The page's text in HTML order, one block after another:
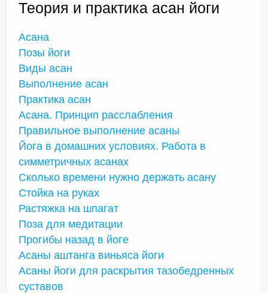
Контакты
Теория и практика асан йоги
Асана
Позы йоги
Виды асан
Выполнение асан
Практика асан
Асана. Принцип расслабления
Правильное выполнение асаны
Йога в домашних условиях. Работа в
симметричных асанах
Сколько времени нужно держать асану
Стойка на руках
Растяжка на шпагат
Поза для медитации
Прогибы назад в йоге
Асаны аштанга виньяса йоги
Асаны йоги для раскрытия тазобедренных
суставов